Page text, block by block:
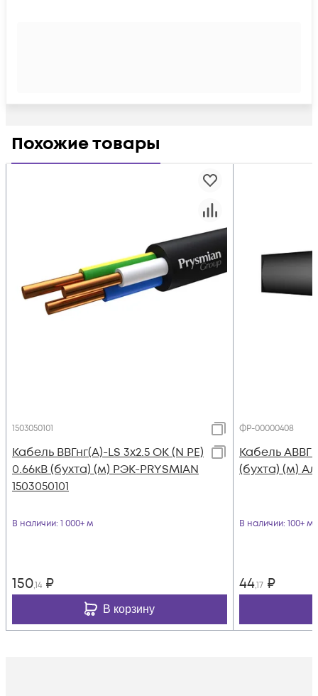
Похожие товары
1503050101
Кабель ВВГнг(А)-LS 3х2.5 ОК (N PE)
0.66кВ (бухта) (м) РЭК-PRYSMIAN
1503050101
В наличии: 1 000+ м
150,14 ₽
В корзину
ФР-00000408
Кабель АВВГ
(бухта) (м)
В наличии: 100+ м
44,17 ₽